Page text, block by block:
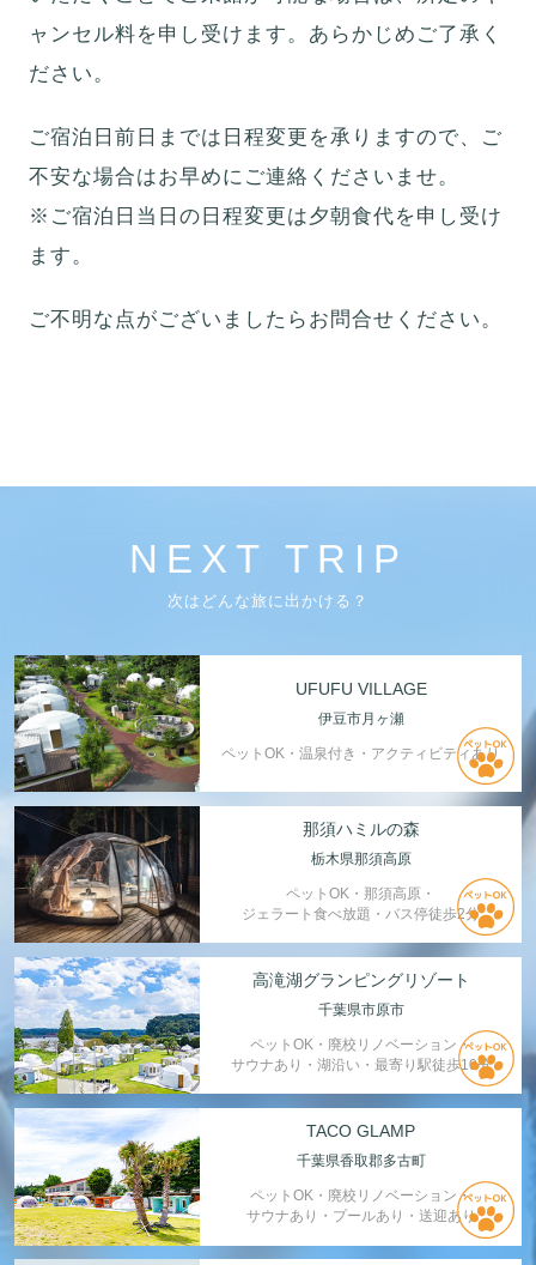
ャンセル料を申し受けます。あらかじめご了承く
ださい。
ご宿泊日前日までは日程変更を承りますので、ご
不安な場合はお早めにご連絡くださいませ。
※ご宿泊日当日の日程変更は夕朝食代を申し受け
ます。
ご不明な点がございましたらお問合せください。
NEXT TRIP
次はどんな旅に出かける？
UFUFU VILLAGE
伊豆市月ヶ瀬
ペットOK・温泉付き・アクティビティあり
那須ハミルの森
栃木県那須高原
ペットOK・那須高原・
ジェラート食べ放題・バス停徒歩2分
高滝湖グランピングリゾート
千葉県市原市
ペットOK・廃校リノベーション・
サウナあり・湖沿い・最寄り駅徒歩10分
TACO GLAMP
千葉県香取郡多古町
ペットOK・廃校リノベーション・
サウナあり・プールあり・送迎あり